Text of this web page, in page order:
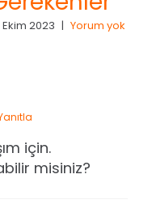
Ekim 2023 | Yorum yok
için.
misiniz?